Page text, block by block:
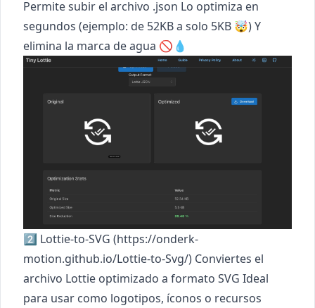
Permite subir el archivo .json Lo optimiza en
segundos (ejemplo: de 52KB a solo 5KB 🤯) Y
elimina la marca de agua 🚫💧
2️⃣ Lottie-to-SVG (https://onderk-
motion.github.io/Lottie-to-Svg/) Conviertes el
archivo Lottie optimizado a formato SVG Ideal
para usar como logotipos, íconos o recursos